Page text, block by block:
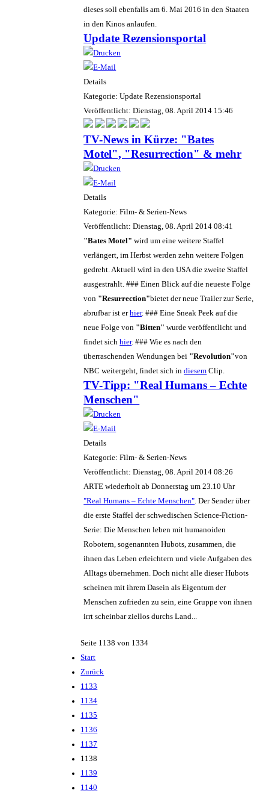
dieses soll ebenfalls am 6. Mai 2016 in den Staaten
in den Kinos anlaufen.
Update Rezensionsportal
Details
Kategorie: Update Rezensionsportal
Veröffentlicht: Dienstag, 08. April 2014 15:46
TV-News in Kürze: "Bates
Motel", "Resurrection" & mehr
Details
Kategorie: Film- & Serien-News
Veröffentlicht: Dienstag, 08. April 2014 08:41
"Bates Motel" wird um eine weitere Staffel
verlängert, im Herbst werden zehn weitere Folgen
gedreht. Aktuell wird in den USA die zweite Staffel
ausgestrahlt. ### Einen Blick auf die neueste Folge
von "Resurrection"bietet der neue Trailer zur Serie,
abrufbar ist erhier. ### Eine Sneak Peek auf die
neue Folge von "Bitten" wurde veröffentlicht und
findet sichhier. ### Wie es nach den
überraschenden Wendungen bei "Revolution"von
NBC weitergeht, findet sich indiesem Clip.
TV-Tipp: "Real Humans – Echte
Menschen"
Details
Kategorie: Film- & Serien-News
Veröffentlicht: Dienstag, 08. April 2014 08:26
ARTE wiederholt ab Donnerstag um 23.10 Uhr
"Real Humans – Echte Menschen" . Der Sender über
die erste Staffel der schwedischen Science-Fiction-
Serie: Die Menschen leben mit humanoiden
Robotern, sogenannten Hubots, zusammen, die
ihnen das Leben erleichtern und viele Aufgaben des
Alltags übernehmen. Doch nicht alle dieser Hubots
scheinen mit ihrem Dasein als Eigentum der
Menschen zufrieden zu sein, eine Gruppe von ihnen
irrt scheinbar ziellos durchs Land...
Seite 1138 von 1334
Start
Zurück
1133
1134
1135
1136
1137
1138
1139
1140